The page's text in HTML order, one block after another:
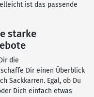
ist das passende
starke
die
Dir einen Überblick
Sackkarren. Egal, ob Du
Dich einfach etwas